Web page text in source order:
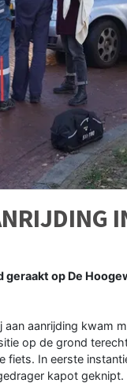
op De
aanrijding kwam
op de grond
fiets. In eerste
kapot geknipt.